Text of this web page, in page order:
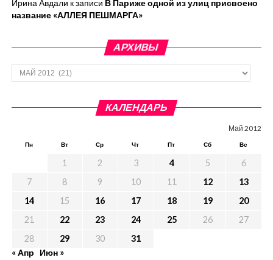
Ирина Авдали к записи В Париже одной из улиц присвоено
название «АЛЛЕЯ ПЕШМАРГА»
АРХИВЫ
Архивы
КАЛЕНДАРЬ
Май 2012
Пн Вт Ср Чт Пт Сб Вс
1 2 3 4 5
6
7
8 9 10 11 12
13
14
15 16 17 18 19
20
21
22 23 24 25 26
27
28
29 30
31
« Апр
Июн »